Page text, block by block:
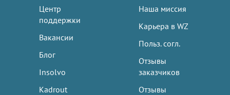
Центр
поддержки
Вакансии
Блог
Insolvo
Kadrout
Наша миссия
Карьера в WZ
Польз. согл.
Отзывы
заказчиков
Отзывы